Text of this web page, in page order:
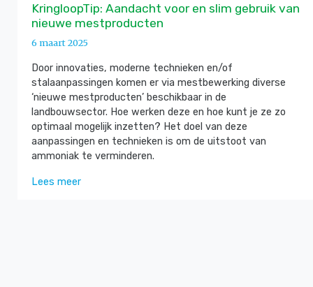
KringloopTip: Aandacht voor en slim gebruik van
nieuwe mestproducten
6 maart 2025
Door innovaties, moderne technieken en/of
stalaanpassingen komen er via mestbewerking diverse
‘nieuwe mestproducten’ beschikbaar in de
landbouwsector. Hoe werken deze en hoe kunt je ze zo
optimaal mogelijk inzetten? Het doel van deze
aanpassingen en technieken is om de uitstoot van
ammoniak te verminderen.
Lees meer